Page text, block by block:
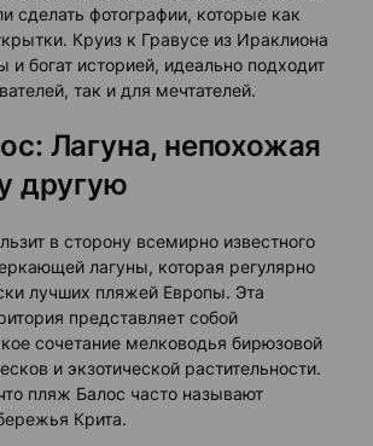
сделать фотографии, которые как
Круиз к Гравусе из Ираклиона
и богат историей, идеально подходит
так и для мечтателей.
Лагуна, непохожая
другую
в сторону всемирно известного
лагуны, которая регулярно
лучших пляжей Европы. Эта
представляет собой
сочетание мелководья бирюзовой
и экзотической растительности.
пляж Балос часто называют
Крита.